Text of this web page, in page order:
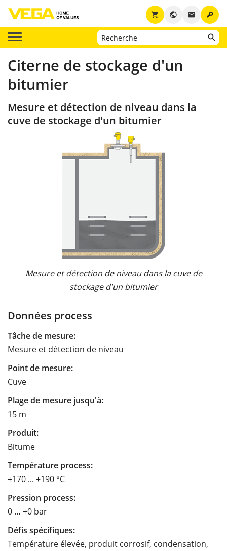
key
email
public
shopping_cart
Citerne de stockage d'un
bitumier
Mesure et détection de niveau dans la
cuve de stockage d'un bitumier
Mesure et détection de niveau dans la cuve de
stockage d'un bitumier
Données process
Tâche de mesure:
Mesure et détection de niveau
Point de mesure:
Cuve
Plage de mesure jusqu'à:
15 m
Produit:
Bitume
Température process:
+170 ... +190 °C
Pression process:
0 … +0 bar
Défis spécifiques:
Température élevée, produit corrosif, condensation,